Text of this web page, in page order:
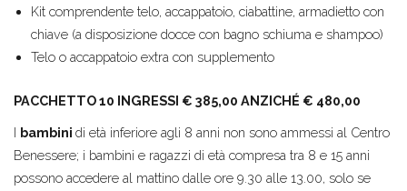
Kit comprendente telo, accappatoio, ciabattine, armadietto con
chiave (a disposizione docce con bagno schiuma e shampoo)
Telo o accappatoio extra con supplemento
PACCHETTO 10 INGRESSI € 385,00 ANZICHÉ € 480,00
I bambini di età inferiore agli 8 anni non sono ammessi al Centro
Benessere; i bambini e ragazzi di età compresa tra 8 e 15 anni
possono accedere al mattino dalle ore 9.30 alle 13.00, solo se